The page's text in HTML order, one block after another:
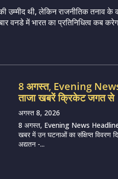
उम्मीद थी, लेकिन राजनीतिक तनाव
वनडे में भारत का प्रतिनिधित्व कब
8 अगस्त, Evening
ताजा खबरें क्रिकेट जगत से
अगस्त 8, 2026
8 अगस्त, Evening News
खबर में उन घटनाओं का संक्षिप्त विवरण
अद्यतन -...